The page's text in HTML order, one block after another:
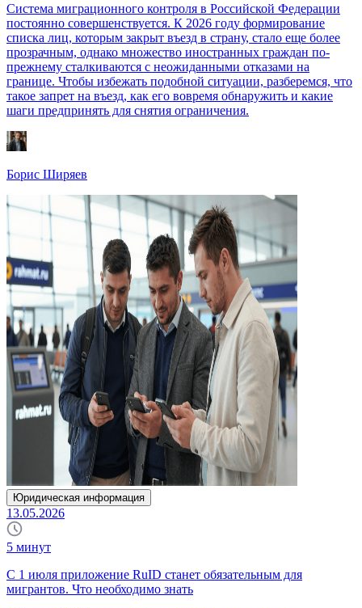
Система миграционного контроля в Российской Федерации
постоянно совершенствуется. К 2026 году формирование
списка лиц, которым закрыт въезд в страну, стало еще более
прозрачным, однако множество иностранных граждан по-
прежнему сталкиваются с неожиданными отказами на
границе. Чтобы избежать подобной ситуации, разберемся, что
такое запрет на въезд, как его вовремя обнаружить и какие
шаги предпринять для снятия ограничения.
Борис Ширяев
Юридическая информация
13.05.2026
5 минут
С 1 июля приложение RuID станет обязательным для
мигрантов. Что необходимо знать